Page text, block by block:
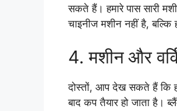
सकते हैं। हमारे पास सारी
चाइनीज मशीन नहीं है, बल्कि
4. मशीन और
दोस्तों, आप देख सकते हैं कि
बाद कप तैयार हो जाता